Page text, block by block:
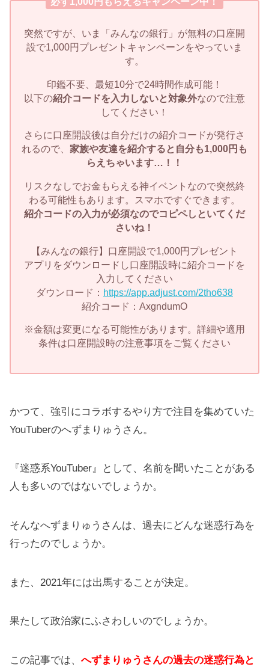
突然ですが、いま「みんなの銀行」が無料の口座開
設で1,000円プレゼントキャンペーンをやっていま
す。
印鑑不要、最短10分で24時間作成可能！
以下の紹介コードを入力しないと対象外なので注意
してください！
さらに口座開設後は自分だけの紹介コードが発行さ
れるので、 家族や友達を紹介すると自分も1,000円も
らえちゃいます…！！
リスクなしでお金もらえる神イベントなので突然終
わる可能性もあります。スマホですぐできます。
紹介コードの入力が必須なのでコピペしといてくだ
さいね！
【みんなの銀行】口座開設で1,000円プレゼント
アプリをダウンロードし口座開設時に紹介コードを
入力してください
ダウンロード： https://app.adjust.com/2tho638
紹介コード：AxgndumO
※金額は変更になる可能性があります。詳細や適用
条件は口座開設時の注意事項をご覧ください
かつて、強引にコラボするやり方で注目を集めていた
YouTuberのへずまりゅうさん。
『迷惑系YouTuber』として、名前を聞いたことがある
人も多いのではないでしょうか。
そんなへずまりゅうさんは、過去にどんな迷惑行為を
行ったのでしょうか。
また、2021年には出馬することが決定。
果たして政治家にふさわしいのでしょうか。
この記事では、へずまりゅうさんの過去の迷惑行為と